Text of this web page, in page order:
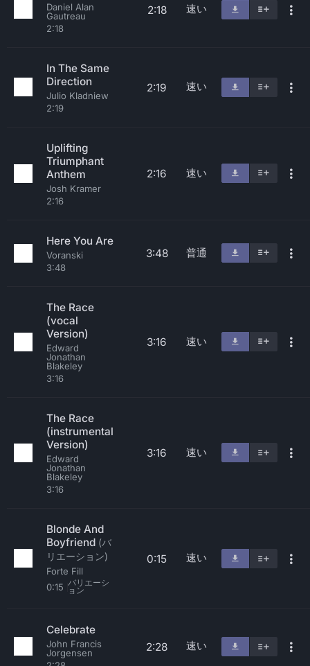
Daniel Alan
Gautreau
2:18
2:18 速い
In The Same
Direction
Julio Kladniew
2:19
2:19 速い
Uplifting
Triumphant
Anthem
Josh Kramer
2:16
2:16 速い
Here You Are
Voranski
3:48
3:48 普通
The Race
(vocal
Version)
Edward
Jonathan
Blakeley
3:16
3:16 速い
The Race
(instrumental
Version)
Edward
Jonathan
Blakeley
3:16
3:16 速い
Blonde And
Boyfriend (バ
リエーション)
Forte Fill
0:15 バリエーシ
ョン
0:15 速い
Celebrate
John Francis
Jorgensen
2:28 速い